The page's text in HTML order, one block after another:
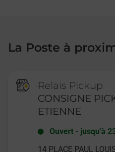
La Poste à
Relais Pickup
CONSIGNE
ETIENNE
Ouvert - jusqu'à
14 PLACE PAUL